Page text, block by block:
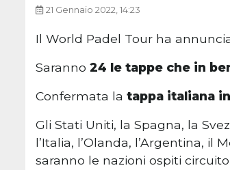
21 Gennaio 2022, 14:23
Il World Padel Tour ha
Saranno 24 le tappe che in
Confermata la tappa italiana
Gli Stati Uniti, la Spagna, la
l’Italia, l’Olanda, l’Argentina,
saranno le nazioni ospiti